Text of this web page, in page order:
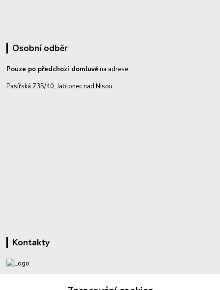
Osobní odběr
Pouze po předchozí domluvěna adrese
Pasířská 735/40, Jablonec nad Nisou
Kontakty